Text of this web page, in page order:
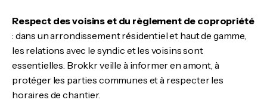
Respect des voisins et du règlement de copropriété
: dans un arrondissement résidentiel et haut de gamme,
les relations avec le syndic et les voisins sont
essentielles. Brokkr veille à informer en amont, à
protéger les parties communes et à respecter les
horaires de chantier.